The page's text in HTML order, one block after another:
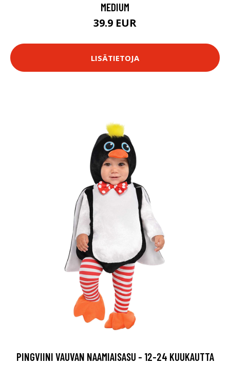
MEDIUM
39.9 EUR
LISÄTIETOJA
PINGVIINI VAUVAN NAAMIAISASU - 12-24 KUUKAUTTA